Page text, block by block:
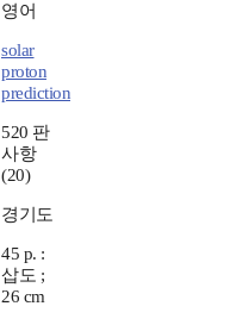
영어
solar
proton
prediction
520 판
사항
(20)
경기도
45 p. :
삽도 ;
26 cm